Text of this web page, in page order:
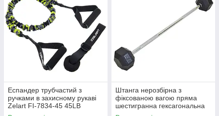
Еспандер трубчастий з
ручками в захисному рукаві
Zelart FI-7834-45 45LB
навантаження-20,5 кг
Штанга нерозбірна з
фіксованою вагою пряма
шестигранна гексагональна
гумова Record Rubber